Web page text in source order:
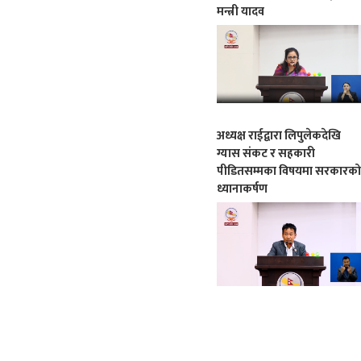
मन्त्री यादव
अध्यक्ष राईद्वारा लिपुलेकदेखि
ग्यास संकट र सहकारी
पीडितसम्मका विषयमा सरकारको
ध्यानाकर्षण